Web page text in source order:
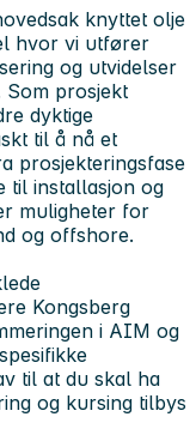
knyttet olje
hvor vi utfører
og utvidelser
prosjekt
dyktige
til å nå et
prosjekteringsfase
til installasjon og
muligheter for
og offshore.
Kongsberg
i AIM og
til at du skal ha
og kursing tilbys